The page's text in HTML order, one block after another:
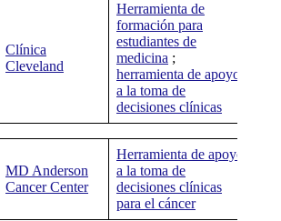
Clínica
Cleveland
Herramienta de
formación para
estudiantes de
medicina ;
herramienta de apoyo
a la toma de
decisiones clínicas
MD Anderson
Cancer Center
Herramienta de apoyo
a la toma de
decisiones clínicas
para el cáncer